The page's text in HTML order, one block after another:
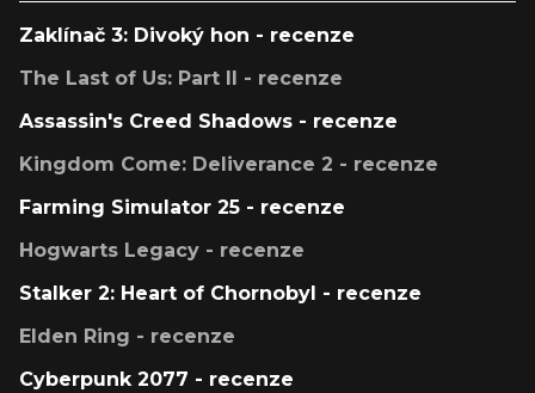
Zaklínač 3: Divoký hon - recenze
The Last of Us: Part II - recenze
Assassin's Creed Shadows - recenze
Kingdom Come: Deliverance 2 - recenze
Farming Simulator 25 - recenze
Hogwarts Legacy - recenze
Stalker 2: Heart of Chornobyl - recenze
Elden Ring - recenze
Cyberpunk 2077 - recenze